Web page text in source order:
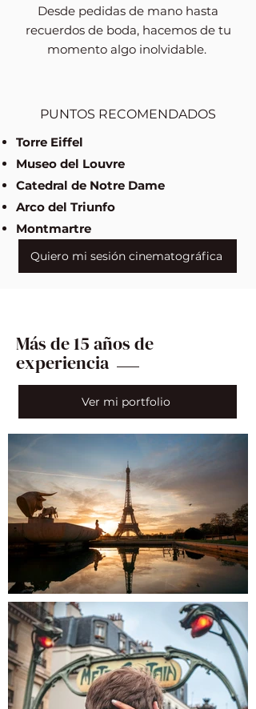
Desde pedidas de mano hasta
recuerdos de boda, hacemos de tu
momento algo inolvidable.
PUNTOS RECOMENDADOS
Torre Eiffel
Museo del Louvre
Catedral de Notre Dame
Arco del Triunfo
Montmartre
Quiero mi sesión cinematográfica
​Más de 15 años de
experiencia
Ver mi portfolio